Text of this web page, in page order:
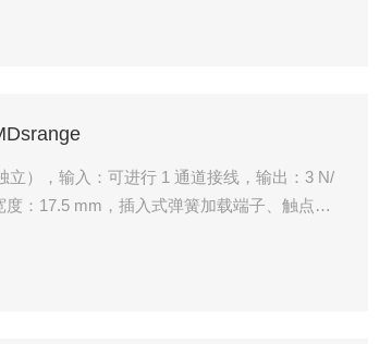
），输入：可进行 1 通道接线，输出：3 N/
：17.5 mm，插入式弹簧加载端子、触点块